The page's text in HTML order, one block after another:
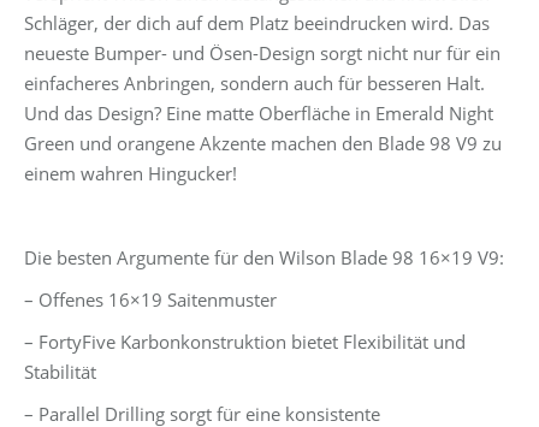
Schläger, der dich auf dem Platz beeindrucken wird. Das
neueste Bumper- und Ösen-Design sorgt nicht nur für ein
einfacheres Anbringen, sondern auch für besseren Halt.
Und das Design? Eine matte Oberfläche in Emerald Night
Green und orangene Akzente machen den Blade 98 V9 zu
einem wahren Hingucker!
Die besten Argumente für den Wilson Blade 98 16×19 V9:
– Offenes 16×19 Saitenmuster
– FortyFive Karbonkonstruktion bietet Flexibilität und
Stabilität
– Parallel Drilling sorgt für eine konsistente